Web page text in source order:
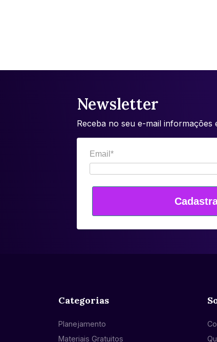
Newsletter
Receba no seu e-mail informações
Email*
Categorias
Planejamento
Materiais Gratuitos